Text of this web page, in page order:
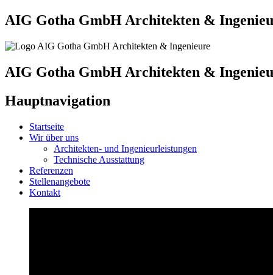
AIG Gotha GmbH Architekten &
AIG Gotha GmbH Architekten &
Hauptnavigation
Startseite
Wir über uns
Architekten- und Ingenieurleistungen
Technische Ausstattung
Referenzen
Stellenangebote
Kontakt